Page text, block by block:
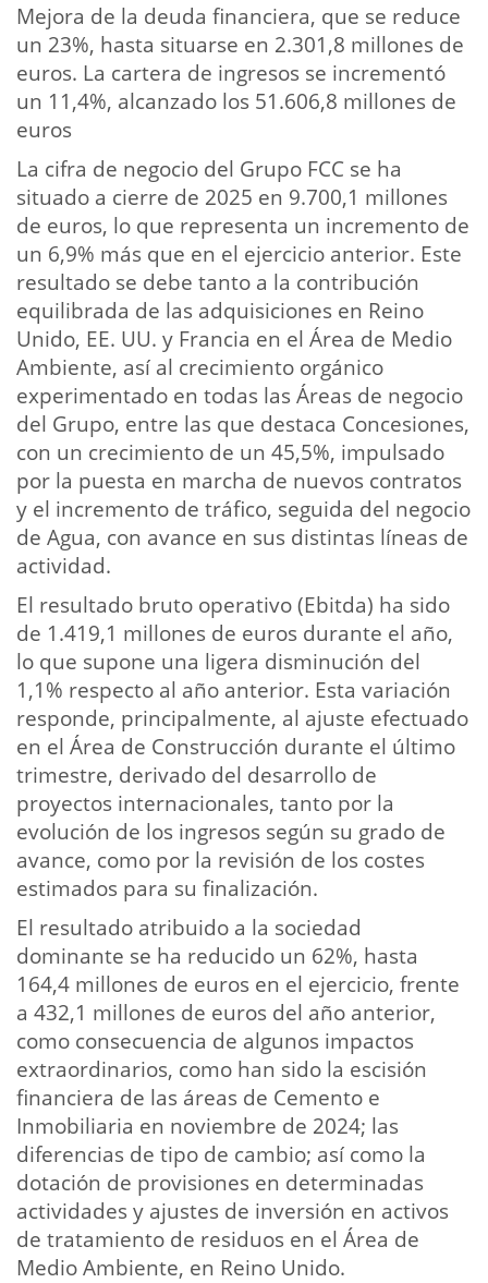
Mejora de la deuda financiera, que se reduce
un 23%, hasta situarse en 2.301,8 millones de
euros. La cartera de ingresos se incrementó
un 11,4%, alcanzado los 51.606,8 millones de
euros
La cifra de negocio del Grupo FCC se ha
situado a cierre de 2025 en 9.700,1 millones
de euros, lo que representa un incremento de
un 6,9% más que en el ejercicio anterior. Este
resultado se debe tanto a la contribución
equilibrada de las adquisiciones en Reino
Unido, EE. UU. y Francia en el Área de Medio
Ambiente, así al crecimiento orgánico
experimentado en todas las Áreas de negocio
del Grupo, entre las que destaca Concesiones,
con un crecimiento de un 45,5%, impulsado
por la puesta en marcha de nuevos contratos
y el incremento de tráfico, seguida del negocio
de Agua, con avance en sus distintas líneas de
actividad.
El resultado bruto operativo (Ebitda) ha sido
de 1.419,1 millones de euros durante el año,
lo que supone una ligera disminución del
1,1% respecto al año anterior. Esta variación
responde, principalmente, al ajuste efectuado
en el Área de Construcción durante el último
trimestre, derivado del desarrollo de
proyectos internacionales, tanto por la
evolución de los ingresos según su grado de
avance, como por la revisión de los costes
estimados para su finalización.
El resultado atribuido a la sociedad
dominante se ha reducido un 62%, hasta
164,4 millones de euros en el ejercicio, frente
a 432,1 millones de euros del año anterior,
como consecuencia de algunos impactos
extraordinarios, como han sido la escisión
financiera de las áreas de Cemento e
Inmobiliaria en noviembre de 2024; las
diferencias de tipo de cambio; así como la
dotación de provisiones en determinadas
actividades y ajustes de inversión en activos
de tratamiento de residuos en el Área de
Medio Ambiente, en Reino Unido.